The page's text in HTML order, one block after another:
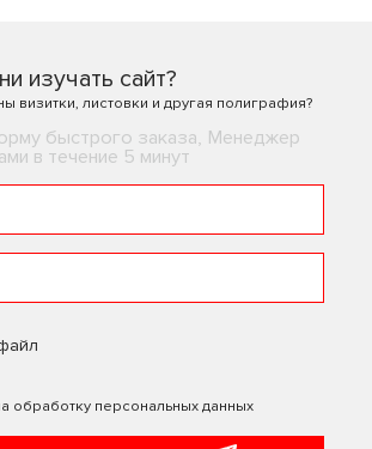
изучать сайт?
визитки, листовки и другая полиграфия?
быстрого заказа, Менеджер
в течение 5 минут
обработку персональных данных